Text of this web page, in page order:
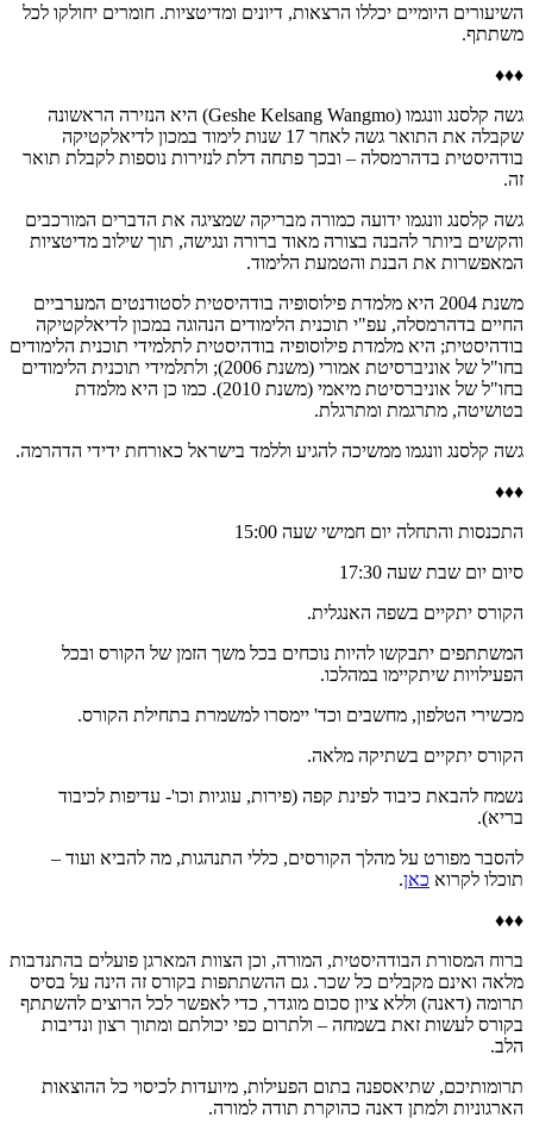
השיעורים היומיים יכללו הרצאות, דיונים ומדיטציות. חומרים יחולקו לכל
משתתף.
♦♦♦
גשה קלסנג וונגמו (Geshe Kelsang Wangmo) היא הנזירה הראשונה
שקבלה את התואר גשה לאחר 17 שנות לימוד במכון לדיאלקטיקה
בודהיסטית בדהרמסלה – ובכך פתחה דלת לנזירות נוספות לקבלת תואר
זה.
גשה קלסנג וונגמו ידועה כמורה מבריקה שמציגה את הדברים המורכבים
והקשים ביותר להבנה בצורה מאוד ברורה ונגישה, תוך שילוב מדיטציות
המאפשרות את הבנת והטמעת הלימוד.
משנת 2004 היא מלמדת פילוסופיה בודהיסטית לסטודנטים המערביים
החיים בדהרמסלה, עפ"י תוכנית הלימודים הנהוגה במכון לדיאלקטיקה
בודהיסטית; היא מלמדת פילוסופיה בודהיסטית לתלמידי תוכנית הלימודים
בחו"ל של אוניברסיטת אמורי (משנת 2006); ולתלמידי תוכנית הלימודים
בחו"ל של אוניברסיטת מיאמי (משנת 2010). כמו כן היא מלמדת
בטושיטה, מתרגמת ומתרגלת.
גשה קלסנג וונגמו ממשיכה להגיע וללמד בישראל כאורחת ידידי הדהרמה.
♦♦♦
התכנסות והתחלה יום חמישי שעה 15:00
סיום יום שבת שעה 17:30
הקורס יתקיים בשפה האנגלית.
המשתתפים יתבקשו להיות נוכחים בכל משך הזמן של הקורס ובכל
הפעילויות שיתקיימו במהלכו.
מכשירי הטלפון, מחשבים וכד' יימסרו למשמרת בתחילת הקורס.
הקורס יתקיים בשתיקה מלאה.
נשמח להבאת כיבוד לפינת קפה (פירות, עוגיות וכו'- עדיפות לכיבוד
בריא).
להסבר מפורט על מהלך הקורסים, כללי התנהגות, מה להביא ועוד –
תוכלו לקרוא כאן.
♦♦♦
ברוח המסורת הבודהיסטית, המורה, וכן הצוות המארגן פועלים בהתנדבות
מלאה ואינם מקבלים כל שכר. גם ההשתתפות בקורס זה הינה על בסיס
תרומה (דאנה) וללא ציון סכום מוגדר, כדי לאפשר לכל הרוצים להשתתף
בקורס לעשות זאת בשמחה – ולתרום כפי יכולתם ומתוך רצון ונדיבות
הלב.
תרומותיכם, שתיאספנה בתום הפעילות, מיועדות לכיסוי כל ההוצאות
הארגוניות ולמתן דאנה כהוקרת תודה למורה.